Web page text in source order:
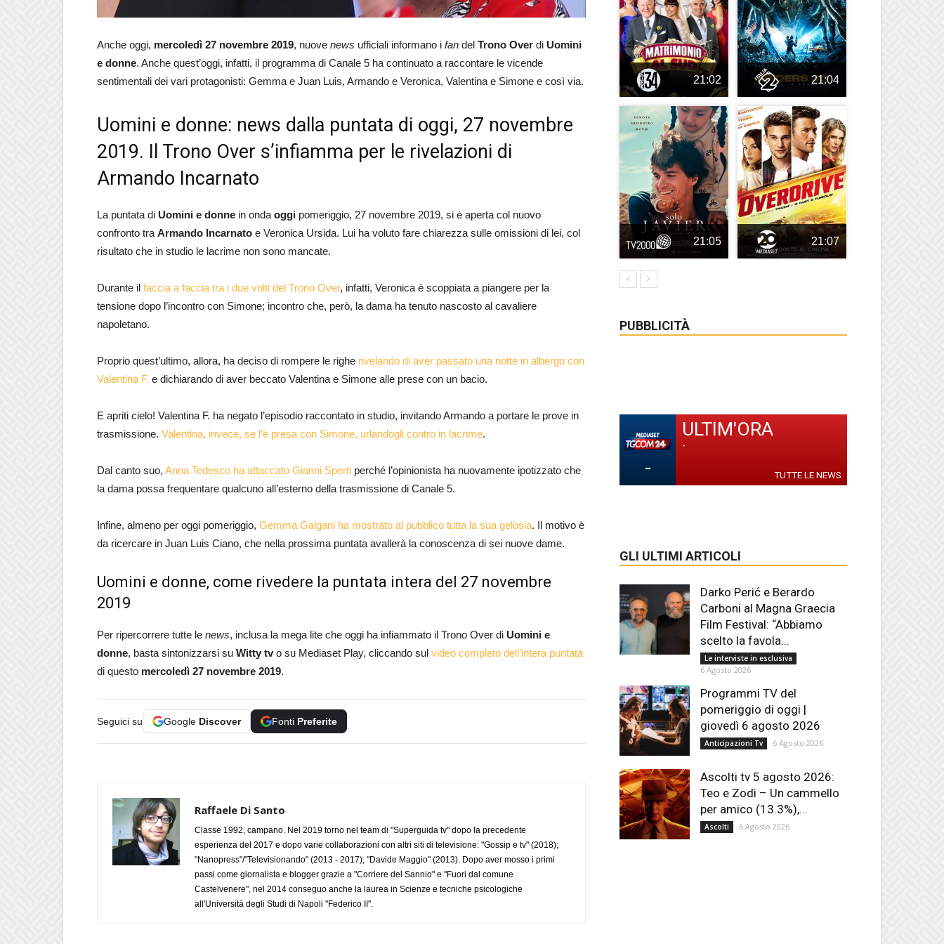
Anche oggi, mercoledì 27 novembre 2019, nuove news ufficiali informano i fan del Trono Over di Uomini
e donne. Anche quest’oggi, infatti, il programma di Canale 5 ha continuato a raccontare le vicende
sentimentali dei vari protagonisti: Gemma e Juan Luis, Armando e Veronica, Valentina e Simone e così via.
Uomini e donne: news dalla puntata di oggi, 27 novembre
2019. Il Trono Over s’infiamma per le rivelazioni di
Armando Incarnato
La puntata di Uomini e donne in onda oggi pomeriggio, 27 novembre 2019, si è aperta col nuovo
confronto tra Armando Incarnato e Veronica Ursida. Lui ha voluto fare chiarezza sulle omissioni di lei, col
risultato che in studio le lacrime non sono mancate.
Durante il faccia a faccia tra i due volti del Trono Over, infatti, Veronica è scoppiata a piangere per la
tensione dopo l’incontro con Simone; incontro che, però, la dama ha tenuto nascosto al cavaliere
napoletano.
Proprio quest’ultimo, allora, ha deciso di rompere le righe rivelando di aver passato una notte in albergo con
Valentina F. e dichiarando di aver beccato Valentina e Simone alle prese con un bacio.
E apriti cielo! Valentina F. ha negato l’episodio raccontato in studio, invitando Armando a portare le prove in
trasmissione. Valentina, invece, se l’è presa con Simone, urlandogli contro in lacrime.
Dal canto suo, Anna Tedesco ha attaccato Gianni Sperti perché l’opinionista ha nuovamente ipotizzato che
la dama possa frequentare qualcuno all’esterno della trasmissione di Canale 5.
Infine, almeno per oggi pomeriggio, Gemma Galgani ha mostrato al pubblico tutta la sua gelosia. Il motivo è
da ricercare in Juan Luis Ciano, che nella prossima puntata avallerà la conoscenza di sei nuove dame.
Uomini e donne, come rivedere la puntata intera del 27 novembre
2019
Per ripercorrere tutte le news, inclusa la mega lite che oggi ha infiammato il Trono Over di Uomini e
donne, basta sintonizzarsi su Witty tvo su Mediaset Play, cliccando sul video completo dell’intera puntata
di questo mercoledì 27 novembre 2019.
Seguici su Google Discover Fonti Preferite
Raffaele Di Santo
Classe 1992, campano. Nel 2019 torno nel team di "Superguida tv" dopo la precedente
esperienza del 2017 e dopo varie collaborazioni con altri siti di televisione: "Gossip e tv" (2018);
"Nanopress"/"Televisionando" (2013 - 2017); "Davide Maggio" (2013). Dopo aver mosso i primi
passi come giornalista e blogger grazie a "Corriere del Sannio" e "Fuori dal comune
Castelvenere", nel 2014 conseguo anche la laurea in Scienze e tecniche psicologiche
all'Università degli Studi di Napoli "Federico II".
21:02 21:04
21:05 21:07
PUBBLICITÀ
-
ULTIM'ORA
-
TUTTE LE NEWS
GLI ULTIMI ARTICOLI
Darko Perić e Berardo
Carboni al Magna Graecia
Film Festival: “Abbiamo
scelto la favola...
Le interviste in esclusiva
6 Agosto 2026
Programmi TV del
pomeriggio di oggi |
giovedì 6 agosto 2026
Anticipazioni Tv 6 Agosto 2026
Ascolti tv 5 agosto 2026:
Teo e Zodì – Un cammello
per amico (13.3%),...
Ascolti 6 Agosto 2026